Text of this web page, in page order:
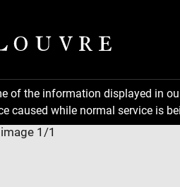
of the information displayed in
caused while normal service is